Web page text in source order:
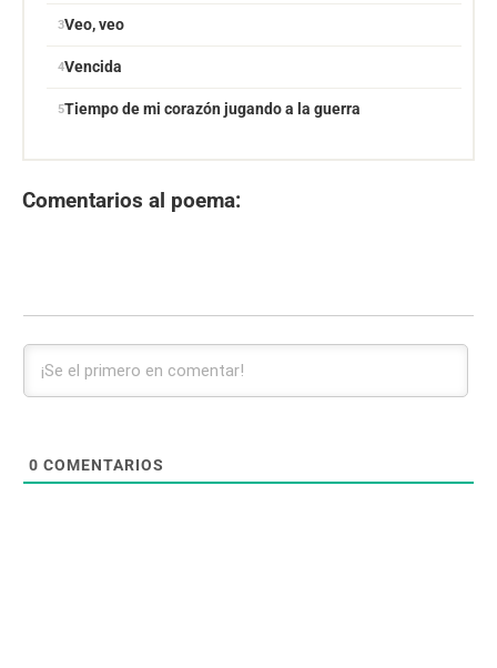
Veo, veo
Vencida
Tiempo de mi corazón jugando a la guerra
Comentarios al poema:
0 COMENTARIOS